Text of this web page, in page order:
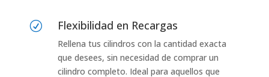
R Flexibilidad en Recargas
Rellena tus cilindros con la cantidad exacta
que desees, sin necesidad de comprar un
cilindro completo. Ideal para aquellos que